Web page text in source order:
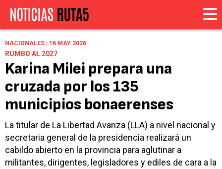
NACIONALES | 16 MAY 2026
RUMBO AL 2027
Karina Milei prepara una
cruzada por los 135
municipios bonaerenses
La titular de La Libertad Avanza (LLA) a nivel nacional y
secretaria general de la presidencia realizará un
cabildo abierto en la provincia para aglutinar a
militantes, dirigentes, legisladores y ediles de cara a la